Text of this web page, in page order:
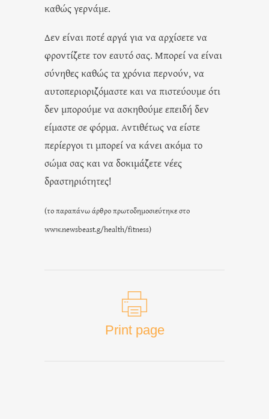
καθώς γερνάμε.
Δεν είναι ποτέ αργά για να αρχίσετε να
φροντίζετε τον εαυτό σας. Μπορεί να είναι
σύνηθες καθώς τα χρόνια περνούν, να
αυτοπεριοριζόμαστε και να πιστεύουμε ότι
δεν μπορούμε να ασκηθούμε επειδή δεν
είμαστε σε φόρμα. Αντιθέτως να είστε
περίεργοι τι μπορεί να κάνει ακόμα το
σώμα σας και να δοκιμάζετε νέες
δραστηριότητες!
(το παραπάνω άρθρο πρωτοδημοσιεύτηκε στο
www.newsbeast.g/health/fitness)
Print page